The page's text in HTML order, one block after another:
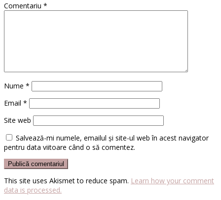
Comentariu *
Nume *
Email *
Site web
Salvează-mi numele, emailul și site-ul web în acest navigator
pentru data viitoare când o să comentez.
This site uses Akismet to reduce spam. Learn how your comment
data is processed.